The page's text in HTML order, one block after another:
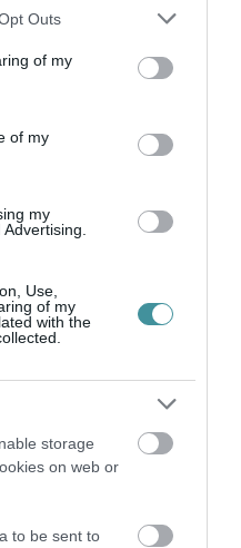
uses one or more Google
You may click to
and its third-party tags to
purposes in below Google
Outs
of my
of my
my
Use,
of my
with the
storage
on web or
to be sent to
hírekről, kövessen
Google Hírek oldalán!